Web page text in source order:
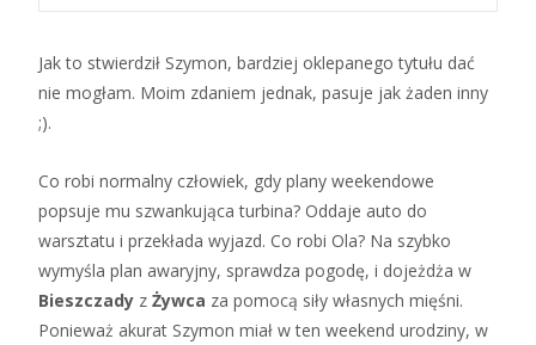
Jak to stwierdził Szymon, bardziej oklepanego tytułu dać
nie mogłam. Moim zdaniem jednak, pasuje jak żaden inny
;).
Co robi normalny człowiek, gdy plany weekendowe
popsuje mu szwankująca turbina? Oddaje auto do
warsztatu i przekłada wyjazd. Co robi Ola? Na szybko
wymyśla plan awaryjny, sprawdza pogodę, i dojeżdża w
Bieszczady z Żywca za pomocą siły własnych mięśni.
Ponieważ akurat Szymon miał w ten weekend urodziny, w